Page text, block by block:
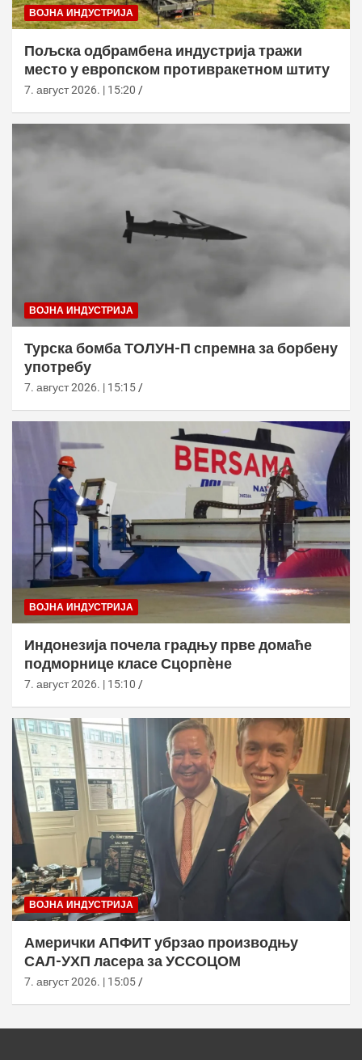
ВОЈНА ИНДУСТРИЈА
Пољска одбрамбена индустрија тражи
место у европском противракетном штиту
7. август 2026. | 15:20
ВОЈНА ИНДУСТРИЈА
Турска бомба ТОЛУН-П спремна за борбену
употребу
7. август 2026. | 15:15
ВОЈНА ИНДУСТРИЈА
Индонезија почела градњу прве домаће
подморнице класе Сцорпèне
7. август 2026. | 15:10
ВОЈНА ИНДУСТРИЈА
Амерички АПФИТ убрзао производњу
САЛ-УХП ласера за УССОЦОМ
7. август 2026. | 15:05